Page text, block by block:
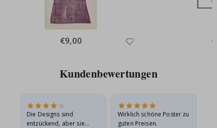
Special
Price
€9,00
Kundenbewertungen
Die Designs sind
entzückend, aber sie
Wirklich schöne Poster zu
guten Preisen.